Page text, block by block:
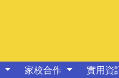
家校合作 實用資